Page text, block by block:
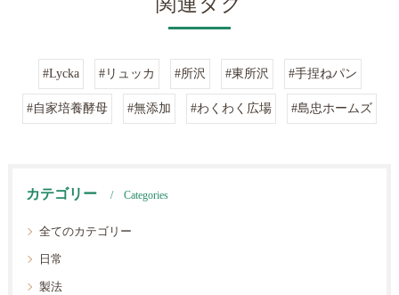
#Lycka #リュッカ #所沢 #東所沢 #手捏ねパン
#自家培養酵母 #無添加 #わくわく広場 #島忠ホームズ
カテゴリー Categories
全てのカテゴリー
日常
製法